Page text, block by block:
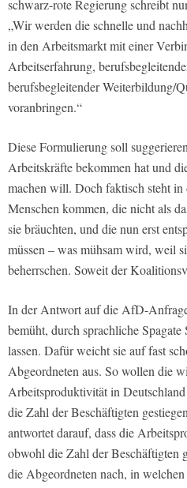
schwarz-rote Regierung schreibt
„Wir werden die schnelle und
in den Arbeitsmarkt mit einer
Arbeitserfahrung,
berufsbegleitender Weiterbildung/
voranbringen.“
Diese Formulierung soll
Arbeitskräfte bekommen hat und
machen will. Doch faktisch steht in
Menschen kommen, die nicht als
sie bräuchten, und die nun erst
müssen – was mühsam wird, weil
beherrschen. Soweit der
In der Antwort auf die AfD-
bemüht, durch sprachliche Spagate
lassen. Dafür weicht sie auf fast
Abgeordneten aus. So wollen die
Arbeitsproduktivität in
die Zahl der Beschäftigten
antwortet darauf, dass die
obwohl die Zahl der Beschäftigten
die Abgeordneten nach, in